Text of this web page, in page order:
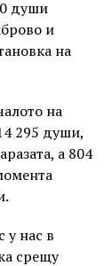
души
и
на
на
295 души,
а 804
у нас в
срещу